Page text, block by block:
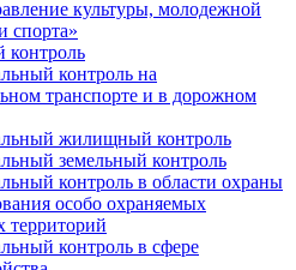
культуры, молодежной
спорта»
контроль на
транспорте и в дорожном
жилищный контроль
земельный контроль
контроль в области охраны
особо охраняемых
территорий
контроль в сфере